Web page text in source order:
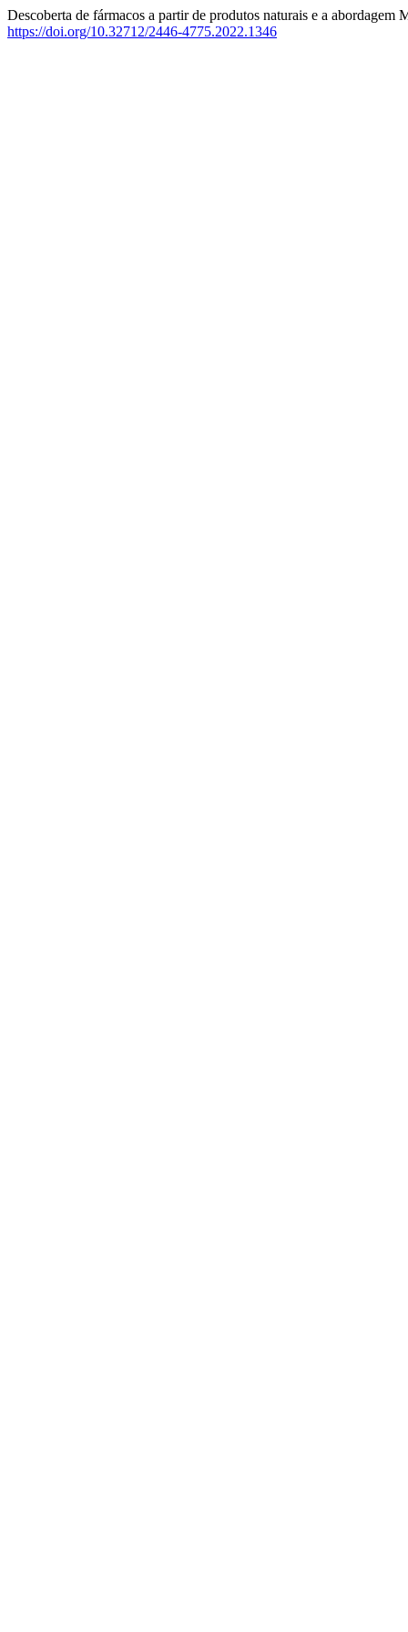
Descoberta de fármacos a partir de produtos naturais e a
https://doi.org/10.32712/2446-4775.2022.1346